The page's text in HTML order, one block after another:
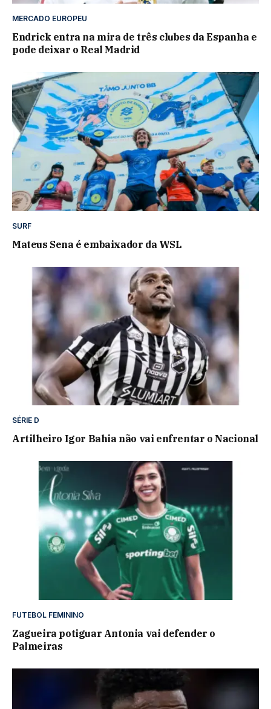
MERCADO EUROPEU
Endrick entra na mira de três clubes da Espanha e
pode deixar o Real Madrid
SURF
Mateus Sena é embaixador da WSL
SÉRIE D
Artilheiro Igor Bahia não vai enfrentar o Nacional
FUTEBOL FEMININO
Zagueira potiguar Antonia vai defender o
Palmeiras